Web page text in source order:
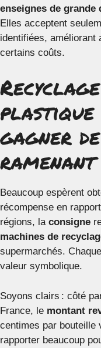
enseignes de
Elles acceptent
identifiées, améliorant
certains coûts.
gagner
Beaucoup espèrent
récompense en
régions, la consigne
machines de
supermarchés.
valeur symbolique.
Soyons clairs : côté
France, le montant
centimes par bouteille
rapporter beaucoup